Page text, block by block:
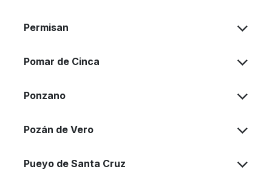
Permisan
Pomar de Cinca
Ponzano
Pozán de Vero
Pueyo de Santa Cruz